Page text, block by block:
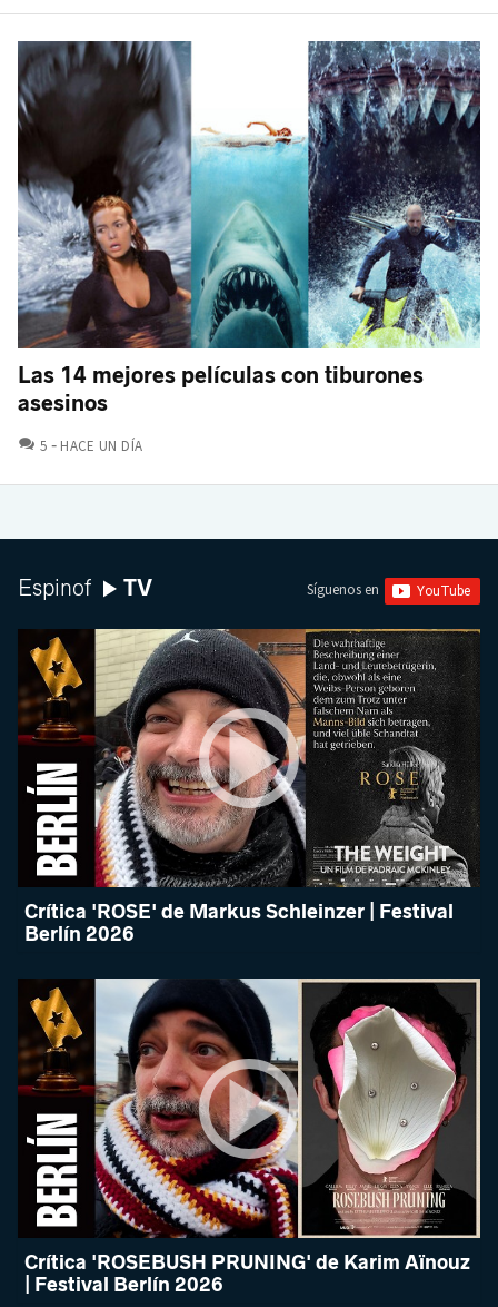
Las 14 mejores películas con tiburones
asesinos
5 COMENTARIOS
HACE UN DÍA
Espinof TV Síguenos en
Crítica 'ROSE' de Markus Schleinzer | Festival
Berlín 2026
Crítica 'ROSEBUSH PRUNING' de Karim Aïnouz
| Festival Berlín 2026